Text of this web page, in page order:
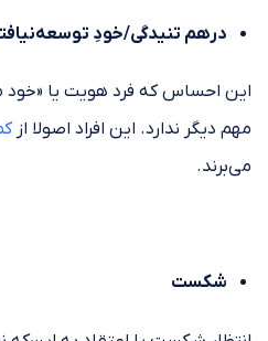
درهم تنیدگی/خودِ
این احساس که فرد هویت یا «خود
مهم دیگر ندارد. این افراد اصولا از
می‌برند.
شکست